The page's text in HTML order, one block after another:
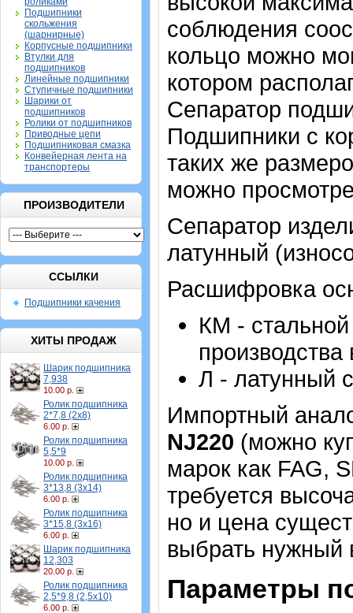
Подшипники
скольжения
(шарнирные)
Корпусные подшипники
Втулки для
подшипников
Линейные подшипники
Ступичные подшипники
Шарики от
подшипников
Ролики от подшипников
Приводные цепи
Подшипниковая смазка
Конвейерная лента на
транспортеры
ПРОИЗВОДИТЕЛИ
ССЫЛКИ
Подшипники качения
ХИТЫ ПРОДАЖ
Шарик подшипника
7,938
10.00 р.
Ролик подшипника
2*7,8 (2х8)
6.00 р.
Ролик подшипника
5,5*9
10.00 р.
Ролик подшипника
3*13,8 (3х14)
6.00 р.
Ролик подшипника
3*15,8 (3х16)
6.00 р.
Шарик подшипника
12,303
20.00 р.
Ролик подшипника
2,5*9,8 (2,5х10)
6.00 р.
соблюдения
кольцо можно
котором
Сепаратор
Подшипники с
таких же
можно
Сепаратор
латунный
Расшифровка
КМ -
производства
Л - латунный
Импортный
NJ220 (можно
марок как FAG,
требуется
но и цена
выбрать нужный
Параметры